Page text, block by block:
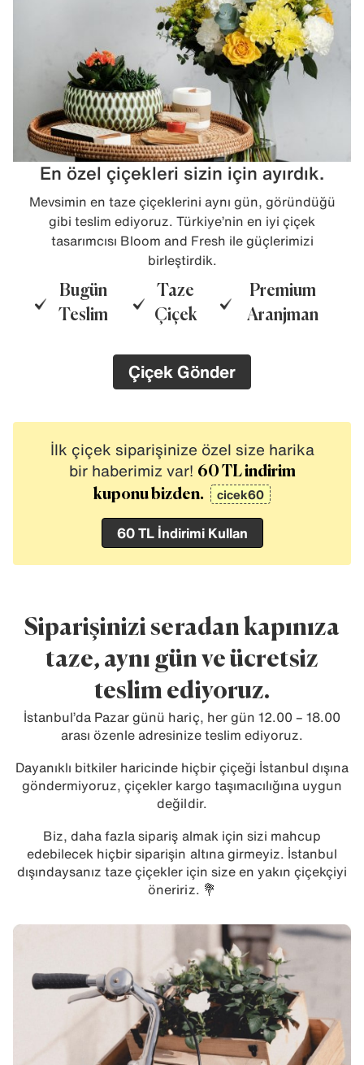
En özel çiçekleri sizin için ayırdık.
Mevsimin en taze çiçeklerini aynı gün, göründüğü
gibi teslim ediyoruz. Türkiye’nin en iyi çiçek
tasarımcısı Bloom and Fresh ile güçlerimizi
birleştirdik.
Bugün
Teslim
Taze
Çiçek
Premium
Aranjman
Çiçek Gönder
İlk çiçek siparişinize özel size harika
bir haberimiz var! 60 TL indirim
kuponu bizden.
cicek60
60 TL İndirimi Kullan
Siparişinizi seradan kapınıza
taze, aynı gün ve ücretsiz
teslim ediyoruz.
İstanbul’da Pazar günü hariç, her gün 12.00 – 18.00
arası özenle adresinize teslim ediyoruz.
Dayanıklı bitkiler haricinde hiçbir çiçeği İstanbul dışına
göndermiyoruz, çiçekler kargo taşımacılığına uygun
değildir.
Biz, daha fazla sipariş almak için sizi mahcup
edebilecek hiçbir siparişin altına girmeyiz. İstanbul
dışındaysanız taze çiçekler için size en yakın çiçekçiyi
öneririz. 💐